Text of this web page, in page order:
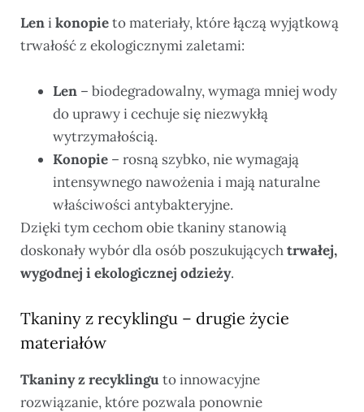
Lenikonopieto materiały, które łączą wyjątkową
trwałość z ekologicznymi zaletami:
Len – biodegradowalny, wymaga mniej wody
do uprawy i cechuje się niezwykłą
wytrzymałością.
Konopie – rosną szybko, nie wymagają
intensywnego nawożenia i mają naturalne
właściwości antybakteryjne.
Dzięki tym cechom obie tkaniny stanowią
doskonały wybór dla osób poszukującychtrwałej,
wygodnej i ekologicznej odzieży.
Tkaniny z recyklingu – drugie życie
materiałów
Tkaniny z recyklingu to innowacyjne
rozwiązanie, które pozwala ponownie